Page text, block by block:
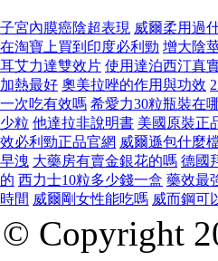
子宮內膜癌陰超表現 威爾柔用過
在淘寶上買到印度必利勁 增大陰
耳艾力達雙效片 使用達泊西汀真
加熱最好 奧美拉唑的作用與功效
一次吃有效嗎 希愛力30粒瓶裝在
少粒 他達拉非說明書 美國原裝正
效必利勁正品官網 威爾遜包什麼
早洩 大藥房有賣金銀花的嗎 德國
的 西力士10粒多少錢一盒 藥效最
時間 威爾剛女性能吃嗎 威而鋼可
© Copyright